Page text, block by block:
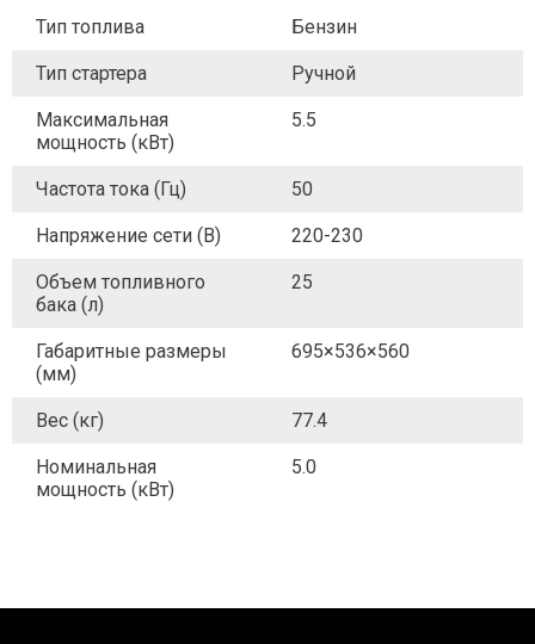
Тип топлива Бензин
Тип стартера Ручной
Максимальная
мощность (кВт)
5.5
Частота тока (Гц) 50
Напряжение сети (В) 220-230
Объем топливного
бака (л)
25
Габаритные размеры
(мм)
695×536×560
Вес (кг) 77.4
Номинальная
мощность (кВт)
5.0